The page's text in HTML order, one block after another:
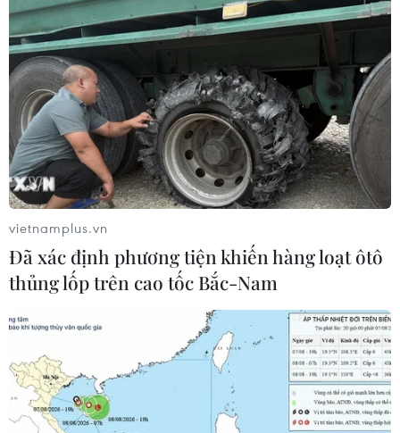
vietnamplus.vn
Đã xác định phương tiện khiến hàng loạt ôtô
thủng lốp trên cao tốc Bắc-Nam